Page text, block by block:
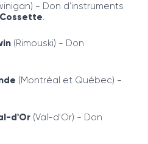
- Don d’instruments
.
(Rimouski) - Don
(Montréal et Québec) -
d'Or (Val-d'Or) - Don